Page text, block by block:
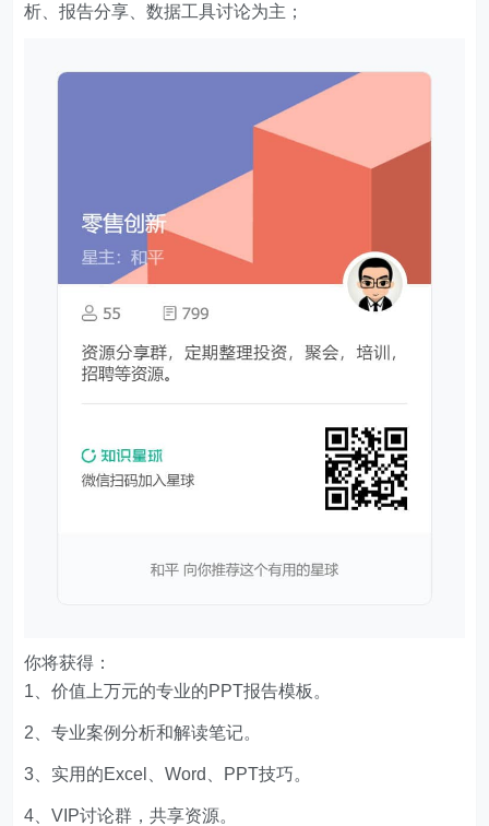
析、报告分享、数据工具讨论为主；
你将获得：
1、价值上万元的专业的PPT报告模板。
2、专业案例分析和解读笔记。
3、实用的Excel、Word、PPT技巧。
4、VIP讨论群，共享资源。